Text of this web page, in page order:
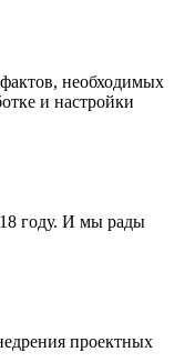
необходимых
и настройки
году. И мы рады
проектных